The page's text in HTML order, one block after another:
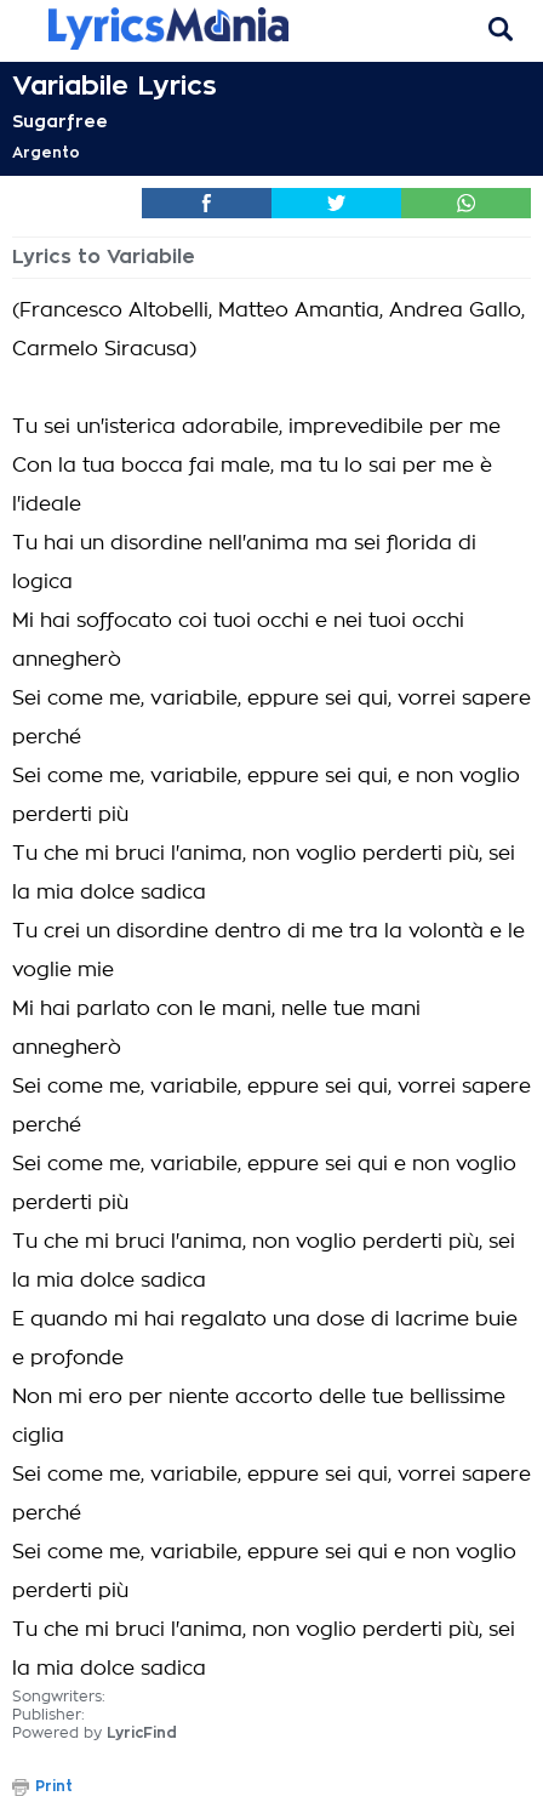
Variabile Lyrics
Sugarfree
Argento
Lyrics to Variabile
(Francesco Altobelli, Matteo Amantia, Andrea Gallo,
Carmelo Siracusa)
Tu sei un'isterica adorabile, imprevedibile per me
Con la tua bocca fai male, ma tu lo sai per me è
l'ideale
Tu hai un disordine nell'anima ma sei florida di
logica
Mi hai soffocato coi tuoi occhi e nei tuoi occhi
annegherò
Sei come me, variabile, eppure sei qui, vorrei sapere
perché
Sei come me, variabile, eppure sei qui, e non voglio
perderti più
Tu che mi bruci l'anima, non voglio perderti più, sei
la mia dolce sadica
Tu crei un disordine dentro di me tra la volontà e le
voglie mie
Mi hai parlato con le mani, nelle tue mani
annegherò
Sei come me, variabile, eppure sei qui, vorrei sapere
perché
Sei come me, variabile, eppure sei qui e non voglio
perderti più
Tu che mi bruci l'anima, non voglio perderti più, sei
la mia dolce sadica
E quando mi hai regalato una dose di lacrime buie
e profonde
Non mi ero per niente accorto delle tue bellissime
ciglia
Sei come me, variabile, eppure sei qui, vorrei sapere
perché
Sei come me, variabile, eppure sei qui e non voglio
perderti più
Tu che mi bruci l'anima, non voglio perderti più, sei
la mia dolce sadica
Songwriters:
Publisher:
Powered by LyricFind
Print